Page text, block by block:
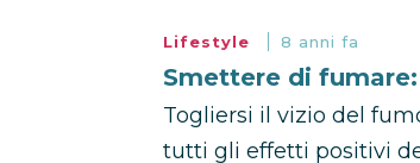
Lifestyle 8 anni fa
Smettere di
Togliersi il vizio del
tutti gli effetti positivi